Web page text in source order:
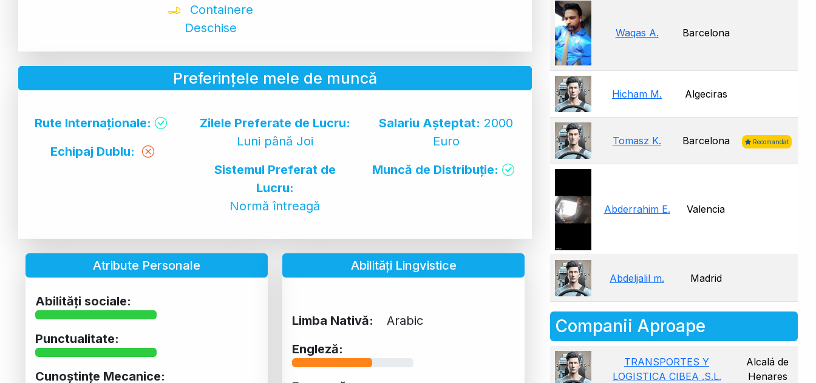
Containere
Deschise
Preferințele mele de muncă
Rute Internaționale:
Echipaj Dublu:
Zilele Preferate de Lucru:
Luni până Joi
Sistemul Preferat de
Lucru:
Normă întreagă
Salariu Așteptat: 2000
Euro
Muncă de Distribuție:
Atribute Personale
Abilități sociale:
Punctualitate:
Cunoștințe Mecanice:
Abilități Lingvistice
Limba Nativă:
Arabic
Engleză:
Waqas A. Barcelona
Hicham M. Algeciras
Tomasz K. Barcelona Recomandat
Abderrahim E. Valencia
Abdeljalil m. Madrid
Companii Aproape
TRANSPORTES Y
LOGISTICA CIBEA .S.L.
Alcalá de
Henares